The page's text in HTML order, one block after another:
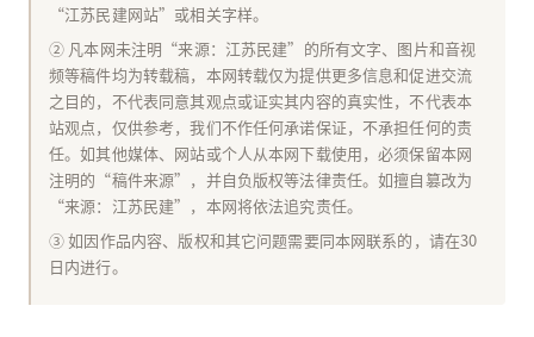
“江苏民建网站”或相关字样。
② 凡本网未注明“来源：江苏民建”的所有文字、图片和音视
频等稿件均为转载稿，本网转载仅为提供更多信息和促进交流
之目的，不代表同意其观点或证实其内容的真实性，不代表本
站观点，仅供参考，我们不作任何承诺保证，不承担任何的责
任。如其他媒体、网站或个人从本网下载使用，必须保留本网
注明的“稿件来源”，并自负版权等法律责任。如擅自篡改为
“来源：江苏民建”，本网将依法追究责任。
③ 如因作品内容、版权和其它问题需要同本网联系的，请在30
日内进行。